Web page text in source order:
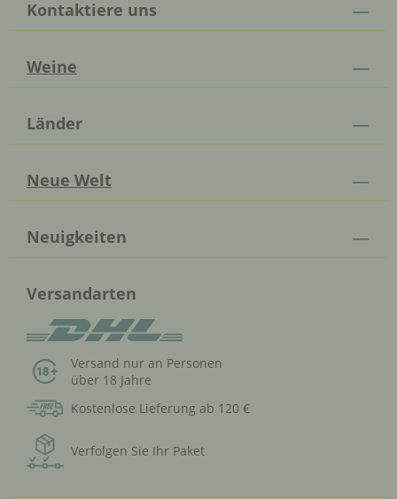
Kontaktiere uns
Weine
Länder
Neue Welt
Neuigkeiten
Versandarten
Versand nur an Personen
über 18 Jahre
Kostenlose Lieferung ab 120 €
Verfolgen Sie Ihr Paket